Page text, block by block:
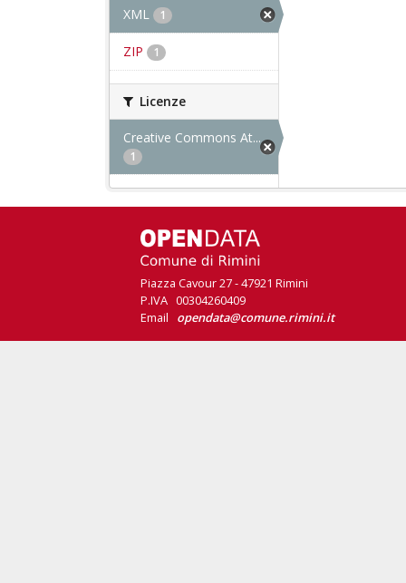
XML 1
ZIP 1
Licenze
Creative Commons At...
1
Piazza Cavour 27 - 47921 Rimini
P.IVA 00304260409
Email opendata@comune.rimini.it